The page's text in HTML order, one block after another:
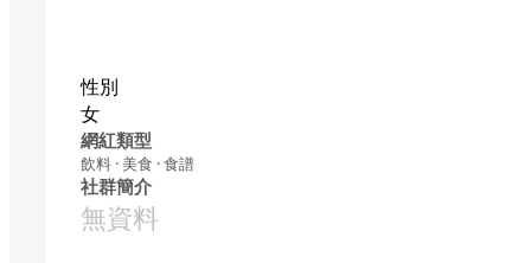
性別
女
網紅類型
飲料 · 美食 · 食譜
社群簡介
無資料